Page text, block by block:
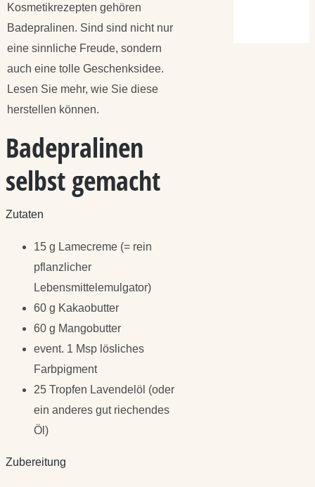
Kosmetikrezepten gehören
Badepralinen. Sind sind nicht nur
eine sinnliche Freude, sondern
auch eine tolle Geschenksidee.
Lesen Sie mehr, wie Sie diese
herstellen können.
Badepralinen
selbst gemacht
Zutaten
15 g Lamecreme (= rein
pflanzlicher
Lebensmittelemulgator)
60 g Kakaobutter
60 g Mangobutter
event. 1 Msp lösliches
Farbpigment
25 Tropfen Lavendelöl (oder
ein anderes gut riechendes
Öl)
Zubereitung